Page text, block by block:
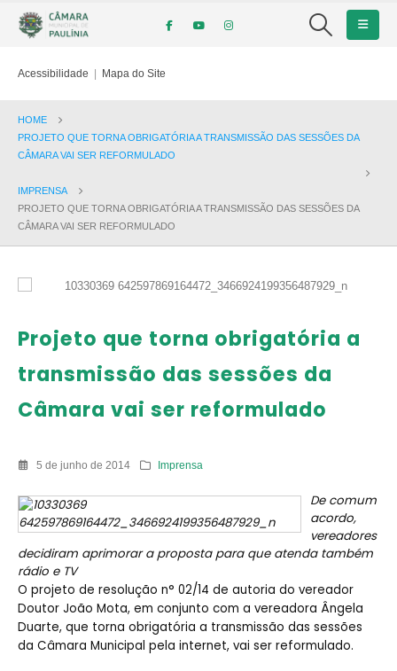
Acessibilidade | Mapa do Site
HOME
PROJETO QUE TORNA OBRIGATÓRIA A TRANSMISSÃO DAS SESSÕES DA
CÂMARA VAI SER REFORMULADO
IMPRENSA
PROJETO QUE TORNA OBRIGATÓRIA A TRANSMISSÃO DAS SESSÕES DA
CÂMARA VAI SER REFORMULADO
Projeto que torna obrigatória a
transmissão das sessões da
Câmara vai ser reformulado
5 de junho de 2014 Imprensa
De comum
acordo,
vereadores
decidiram aprimorar a proposta para que atenda também
rádio e TV
O projeto de resolução n° 02/14 de autoria do vereador
Doutor João Mota, em conjunto com a vereadora Ângela
Duarte, que torna obrigatória a transmissão das sessões
da Câmara Municipal pela internet, vai ser reformulado.